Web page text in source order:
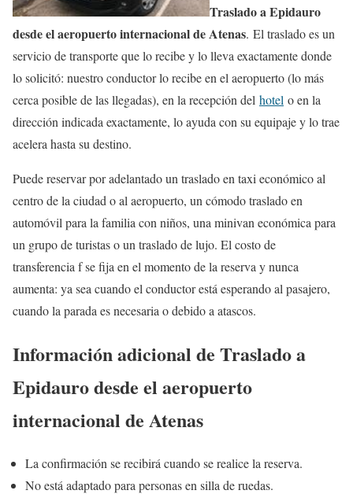
Traslado a Epidauro
desde el aeropuerto internacional de Atenas. El traslado es un
servicio de transporte que lo recibe y lo lleva exactamente donde
lo solicitó: nuestro conductor lo recibe en el aeropuerto (lo más
cerca posible de las llegadas), en la recepción del hotel o en la
dirección indicada exactamente, lo ayuda con su equipaje y lo trae
acelera hasta su destino.
Puede reservar por adelantado un traslado en taxi económico al
centro de la ciudad o al aeropuerto, un cómodo traslado en
automóvil para la familia con niños, una minivan económica para
un grupo de turistas o un traslado de lujo. El costo de
transferencia f se fija en el momento de la reserva y nunca
aumenta: ya sea cuando el conductor está esperando al pasajero,
cuando la parada es necesaria o debido a atascos.
Información adicional de Traslado a
Epidauro desde el aeropuerto
internacional de Atenas
La confirmación se recibirá cuando se realice la reserva.
No está adaptado para personas en silla de ruedas.